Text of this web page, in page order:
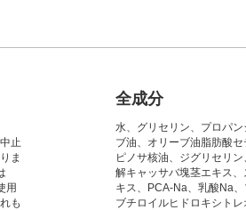
止
ま
用
も
全成分
水、グリセリン、プロパ
ブ油、オリーブ油脂肪酸
ピノサ核油、ジグリセリ
解キャッサバ塊茎エキス
キス、PCA-Na、乳酸Na
ブチロイルヒドロキシト